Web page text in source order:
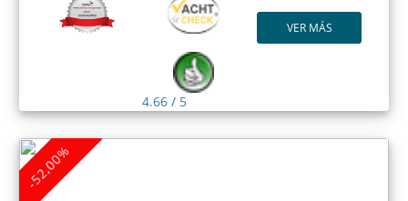
4.66 / 5
VER MÁS
-52,00%